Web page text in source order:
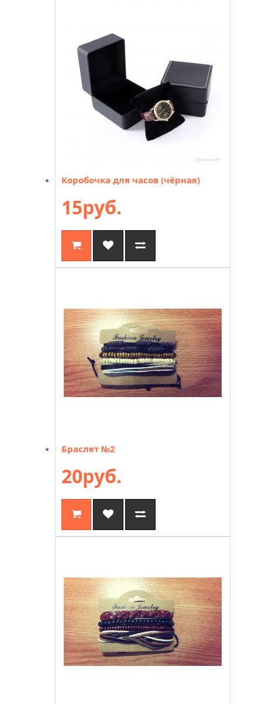
Коробочка для часов (чёрная)
15руб.
Браслет №2
20руб.